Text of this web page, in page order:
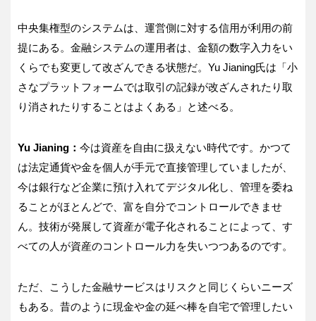
中央集権型のシステムは、運営側に対する信用が利用の前
提にある。金融システムの運用者は、金額の数字入力をい
くらでも変更して改ざんできる状態だ。Yu Jianing氏は「小
さなプラットフォームでは取引の記録が改ざんされたり取
り消されたりすることはよくある」と述べる。
Yu Jianing： 今は資産を自由に扱えない時代です。かつて
は法定通貨や金を個人が手元で直接管理していましたが、
今は銀行など企業に預け入れてデジタル化し、管理を委ね
ることがほとんどで、富を自分でコントロールできませ
ん。技術が発展して資産が電子化されることによって、す
べての人が資産のコントロール力を失いつつあるのです。
ただ、こうした金融サービスはリスクと同じくらいニーズ
もある。昔のように現金や金の延べ棒を自宅で管理したい